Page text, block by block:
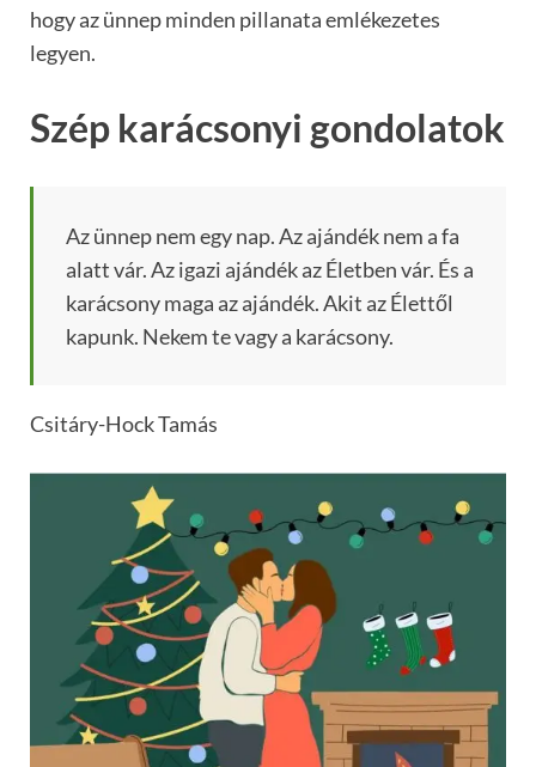
hogy az ünnep minden pillanata emlékezetes
legyen.
Szép karácsonyi gondolatok
Az ünnep nem egy nap. Az ajándék nem a fa
alatt vár. Az igazi ajándék az Életben vár. És a
karácsony maga az ajándék. Akit az Élettől
kapunk. Nekem te vagy a karácsony.
Csitáry-Hock Tamás